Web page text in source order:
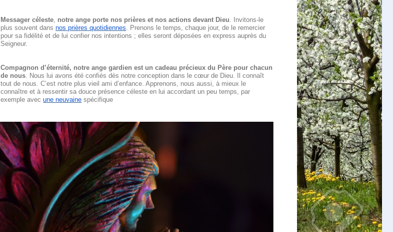
Messager céleste notre ange porte nos prières et nos actions devant Dieu . Invitons-le
plus souvent dansnos prières quotidiennes . Prenons le temps, chaque jour, de le remercier
pour sa fidélité et de lui confier nos intentions ; elles seront déposées en express auprès du
Seigneur.
Compagnon d’éternité, notre ange gardien est un cadeau précieux du Père pour chacun
de nous . Nous lui avons été confiés dès notre conception dans le cœur de Dieu. Il connaît
tout de nous. C’est notre plus vieil ami d’enfance. Apprenons, nous aussi, à mieux le
connaître et à ressentir sa douce présence céleste en lui accordant un peu temps, par
exemple avecune neuvaine spécifique